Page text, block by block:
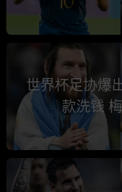
世界杯足协爆
款洗钱